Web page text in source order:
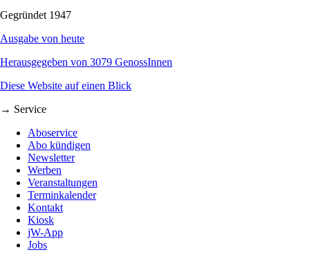
Gegründet 1947
Ausgabe von heute
Herausgegeben von 3079 GenossInnen
Diese Website auf einen Blick
→ Service
Aboservice
Abo kündigen
Newsletter
Werben
Veranstaltungen
Terminkalender
Kontakt
Kiosk
jW-App
Jobs